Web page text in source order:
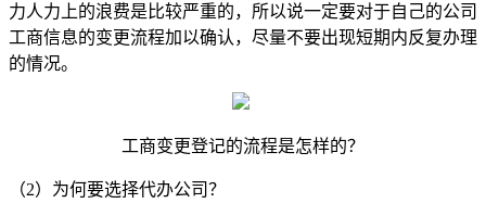
力人力上的浪费是比较严重的，所以说一定要对于自己的公司
工商信息的变更流程加以确认，尽量不要出现短期内反复办理
的情况。
工商变更登记的流程是怎样的？
（2）为何要选择代办公司？